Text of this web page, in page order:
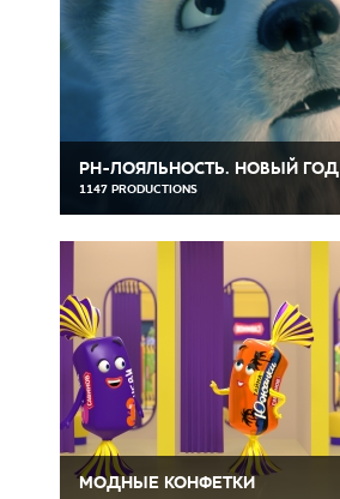
РН-ЛОЯЛЬНОСТЬ. НОВЫЙ ГОД
1147 PRODUCTIONS
МОДНЫЕ КОНФЕТКИ